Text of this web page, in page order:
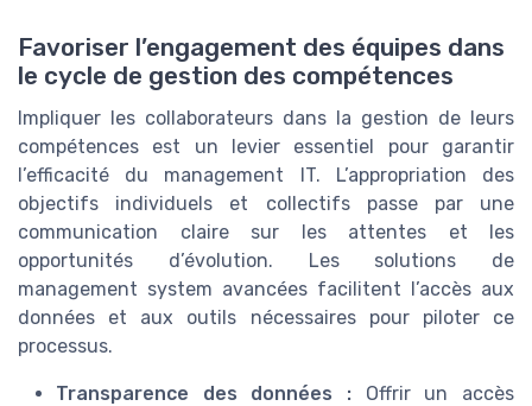
Favoriser l’engagement des équipes dans
le cycle de gestion des compétences
Impliquer les collaborateurs dans la gestion de leurs
compétences est un levier essentiel pour garantir
l’efficacité du management IT. L’appropriation des
objectifs individuels et collectifs passe par une
communication claire sur les attentes et les
opportunités d’évolution. Les solutions de
management system avancées facilitent l’accès aux
données et aux outils nécessaires pour piloter ce
processus.
Transparence des données : Offrir un accès